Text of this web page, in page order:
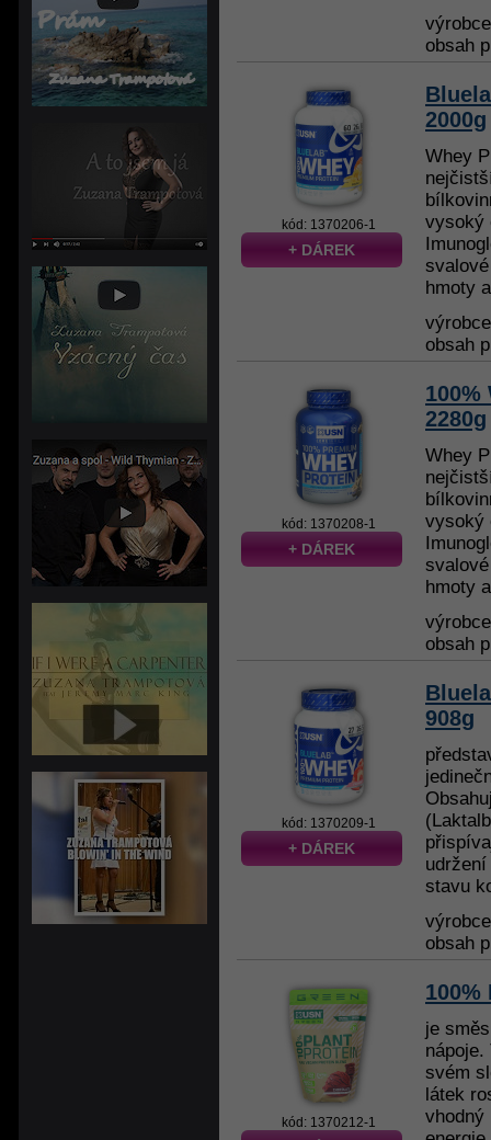
obsah
kód: 1370206-1
+ DÁREK
2000g
Whey
vysoký
hmoty
obsah
kód: 1370208-1
+ DÁREK
100%
2280g
Whey
vysoký
hmoty
obsah
kód: 1370209-1
+ DÁREK
908g
stavu
obsah
kód: 1370212-1
100%
je
nápoje.
svém
látek
vhodný